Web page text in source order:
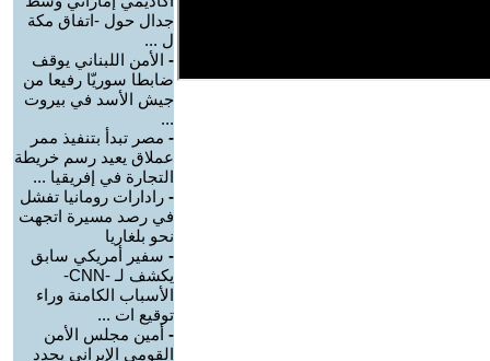
جدال حول -اتفاق مكة
ل ...
- الأمن اللبناني يوقف
ضابطا سوريّا رفيعا من
جيش الأسد في بيروت
...
- مصر تبدأ بتنفيذ ممر
عملاق يعيد رسم خريطة
التجارة في إفريقيا ...
- رادارات رومانيا تفشل
في رصد مسيرة اتجهت
نحو بلغاريا
- سفير أمريكي سابق
يكشف لـ -CNN-
الأسباب الكامنة وراء
توقيع ات ...
- أمين مجلس الأمن
القومي الإيراني يحدد